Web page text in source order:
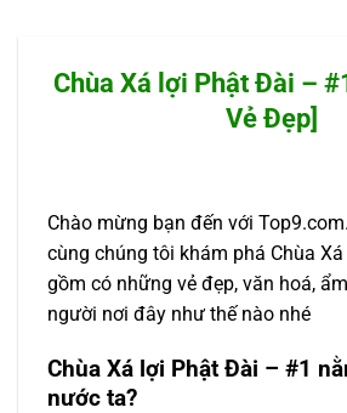
Chùa Xá lợi Phật Đài –
Vẻ Đẹp]
Chào mừng bạn đến với
cùng chúng tôi khám phá Chùa
gồm có những vẻ đẹp, văn hoá,
người nơi đây như thế nào nhé
Chùa Xá lợi Phật Đài – #1
nước ta?